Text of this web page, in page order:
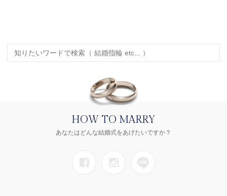
HOW TO MARRY
あなたはどんな結婚式をあげたいですか？